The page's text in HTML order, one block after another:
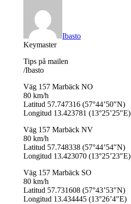
Ibasto
Keymaster
Tips på mailen
/Ibasto
Väg 157 Marbäck NO
80 km/h
Latitud 57.747316 (57°44’50″N)
Longitud 13.423781 (13°25’25″E)
Väg 157 Marbäck NV
80 km/h
Latitud 57.748338 (57°44’54″N)
Longitud 13.423070 (13°25’23″E)
Väg 157 Marbäck SO
80 km/h
Latitud 57.731608 (57°43’53″N)
Longitud 13.434445 (13°26’4″E)